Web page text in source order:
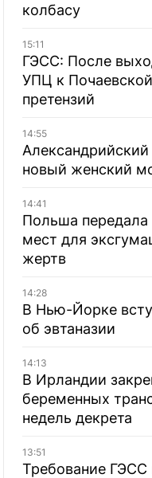
колбасу
15:11
ГЭСС: После
УПЦ к
претензий
14:55
новый женский
14:41
Польша передала
мест для
жертв
14:28
В Нью-Йорке
об эвтаназии
14:13
В Ирландии
беременных
недель декрета
13:51
Требование ГЭСС